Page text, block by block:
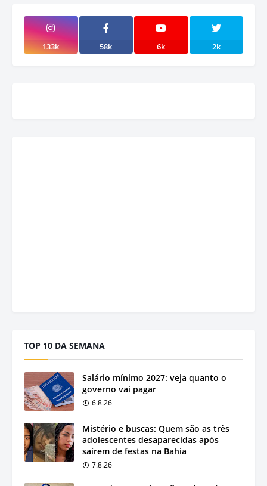
133k 58k 6k 2k
TOP 10 DA SEMANA
Salário mínimo 2027: veja quanto o
governo vai pagar
6.8.26
Mistério e buscas: Quem são as três
adolescentes desaparecidas após
saírem de festas na Bahia
7.8.26